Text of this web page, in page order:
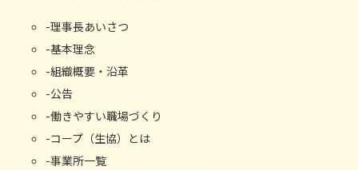
理事長あいさつ
基本理念
組織概要・沿⾰
公告
働きやすい職場づくり
コープ（生協）とは
事業所⼀覧